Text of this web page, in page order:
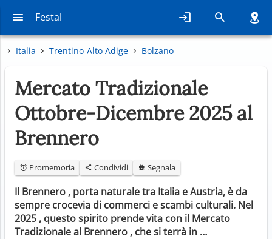
Festal
Italia Trentino-Alto Adige Bolzano
Mercato Tradizionale
Ottobre-Dicembre 2025 al
Brennero
Promemoria Condividi Segnala
Il Brennero , porta naturale tra Italia e Austria, è da
sempre crocevia di commerci e scambi culturali. Nel
2025 , questo spirito prende vita con il Mercato
Tradizionale al Brennero , che si terrà in …